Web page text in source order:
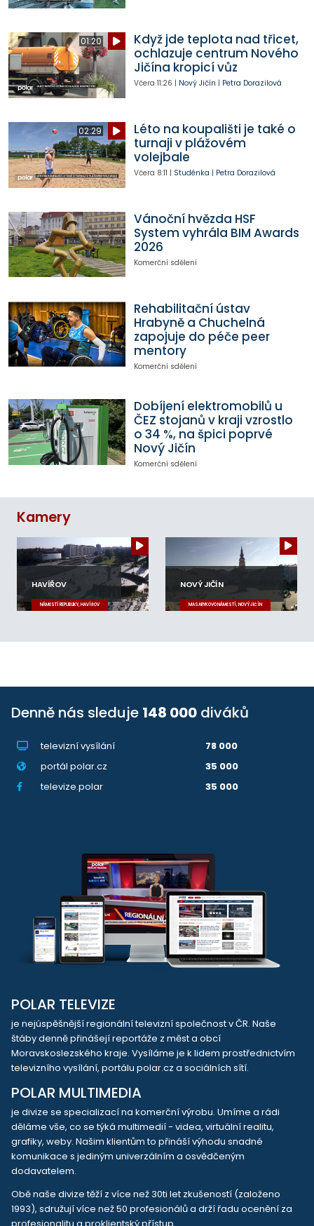
01:20
Když jde teplota nad třicet,
ochlazuje centrum Nového
Jičína kropicí vůz
Včera 11:26 | Nový Jičín | Petra Dorazilová
02:29
Léto na koupališti je také o
turnaji v plážovém
volejbale
Včera 8:11 | Studénka | Petra Dorazilová
Vánoční hvězda HSF
System vyhrála BIM Awards
2026
Komerční sdělení
Rehabilitační ústav
Hrabyně a Chuchelná
zapojuje do péče peer
mentory
Komerční sdělení
Dobíjení elektromobilů u
ČEZ stojanů v kraji vzrostlo
o 34 %, na špici poprvé
Nový Jičín
Komerční sdělení
Kamery
HAVÍŘOV
NÁMĚSTÍ REPUBLIKY, HAVÍŘOV
NOVÝ JIČÍN
MASARYKOVO NÁMĚSTÍ, NOVÝ JIČÍN
Denně nás sleduje 148 000 diváků
televizní vysílání
78 000
portál polar.cz
35 000
televize.polar
35 000
POLAR TELEVIZE
je nejúspěšnější regionální televizní společnost v ČR. Naše
štáby denně přinášejí reportáže z měst a obcí
Moravskoslezského kraje. Vysíláme je k lidem prostřednictvím
televizního vysílání, portálu polar.cz a sociálních sítí.
POLAR MULTIMEDIA
je divize se specializací na komerční výrobu. Umíme a rádi
děláme vše, co se týká multimedií - videa, virtuální realitu,
grafiky, weby. Našim klientům to přináší výhodu snadné
komunikace s jediným univerzálním a osvědčeným
dodavatelem.
Obě naše divize těží z více než 30ti let zkušeností (založeno
1993), sdružují více než 50 profesionálů a drží řadu ocenění za